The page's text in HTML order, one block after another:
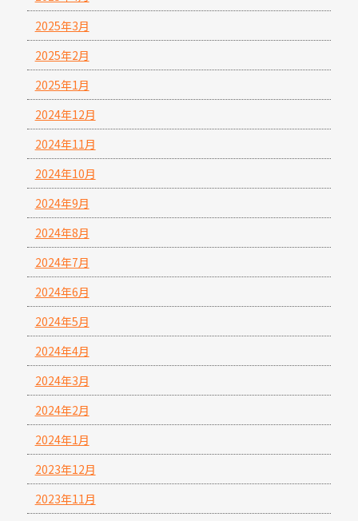
2025年3月
2025年2月
2025年1月
2024年12月
2024年11月
2024年10月
2024年9月
2024年8月
2024年7月
2024年6月
2024年5月
2024年4月
2024年3月
2024年2月
2024年1月
2023年12月
2023年11月